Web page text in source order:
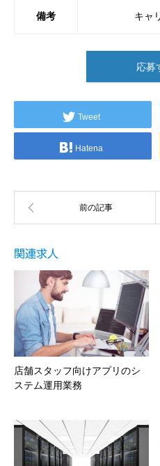
備考 キャ
応募
Tweet
Hatena
関連求人
店舗スタッフ向けアプリのシ
ステム運用業務